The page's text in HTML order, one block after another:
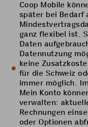
Coop Mobile
später bei Bedarf
ganz flexibel ist.
Daten
Datennutzung
keine
für die Schweiz
immer möglich.
Mein Konto
verwalten:
Rechnungen
oder Optionen